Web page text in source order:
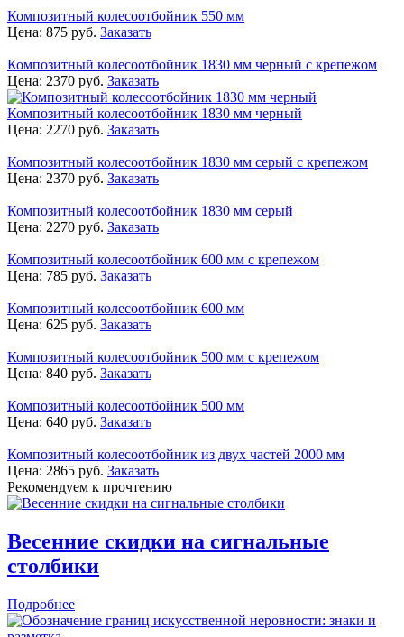
Композитный колесоотбойник 550 мм
Цена: 875 руб. Заказать
Композитный колесоотбойник 1830 мм черный с крепежом
Цена: 2370 руб. Заказать
Композитный колесоотбойник 1830 мм черный
Цена: 2270 руб. Заказать
Композитный колесоотбойник 1830 мм серый с крепежом
Цена: 2370 руб. Заказать
Композитный колесоотбойник 1830 мм серый
Цена: 2270 руб. Заказать
Композитный колесоотбойник 600 мм с крепежом
Цена: 785 руб. Заказать
Композитный колесоотбойник 600 мм
Цена: 625 руб. Заказать
Композитный колесоотбойник 500 мм с крепежом
Цена: 840 руб. Заказать
Композитный колесоотбойник 500 мм
Цена: 640 руб. Заказать
Композитный колесоотбойник из двух частей 2000 мм
Цена: 2865 руб. Заказать
Рекомендуем к прочтению
Весенние скидки на сигнальные
столбики
Подробнее